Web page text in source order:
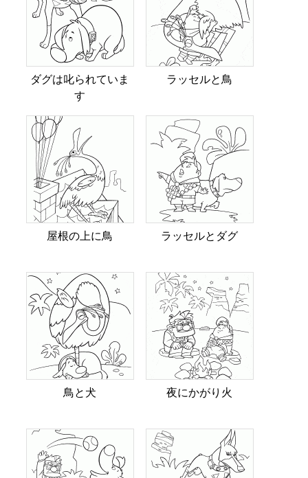
ダグは叱られていま
す
ラッセルと鳥
屋根の上に鳥 ラッセルとダグ
鳥と犬 夜にかがり火